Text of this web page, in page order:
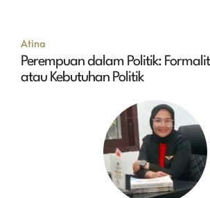
Atina
Perempuan dalam Politik:
atau Kebutuhan Politik